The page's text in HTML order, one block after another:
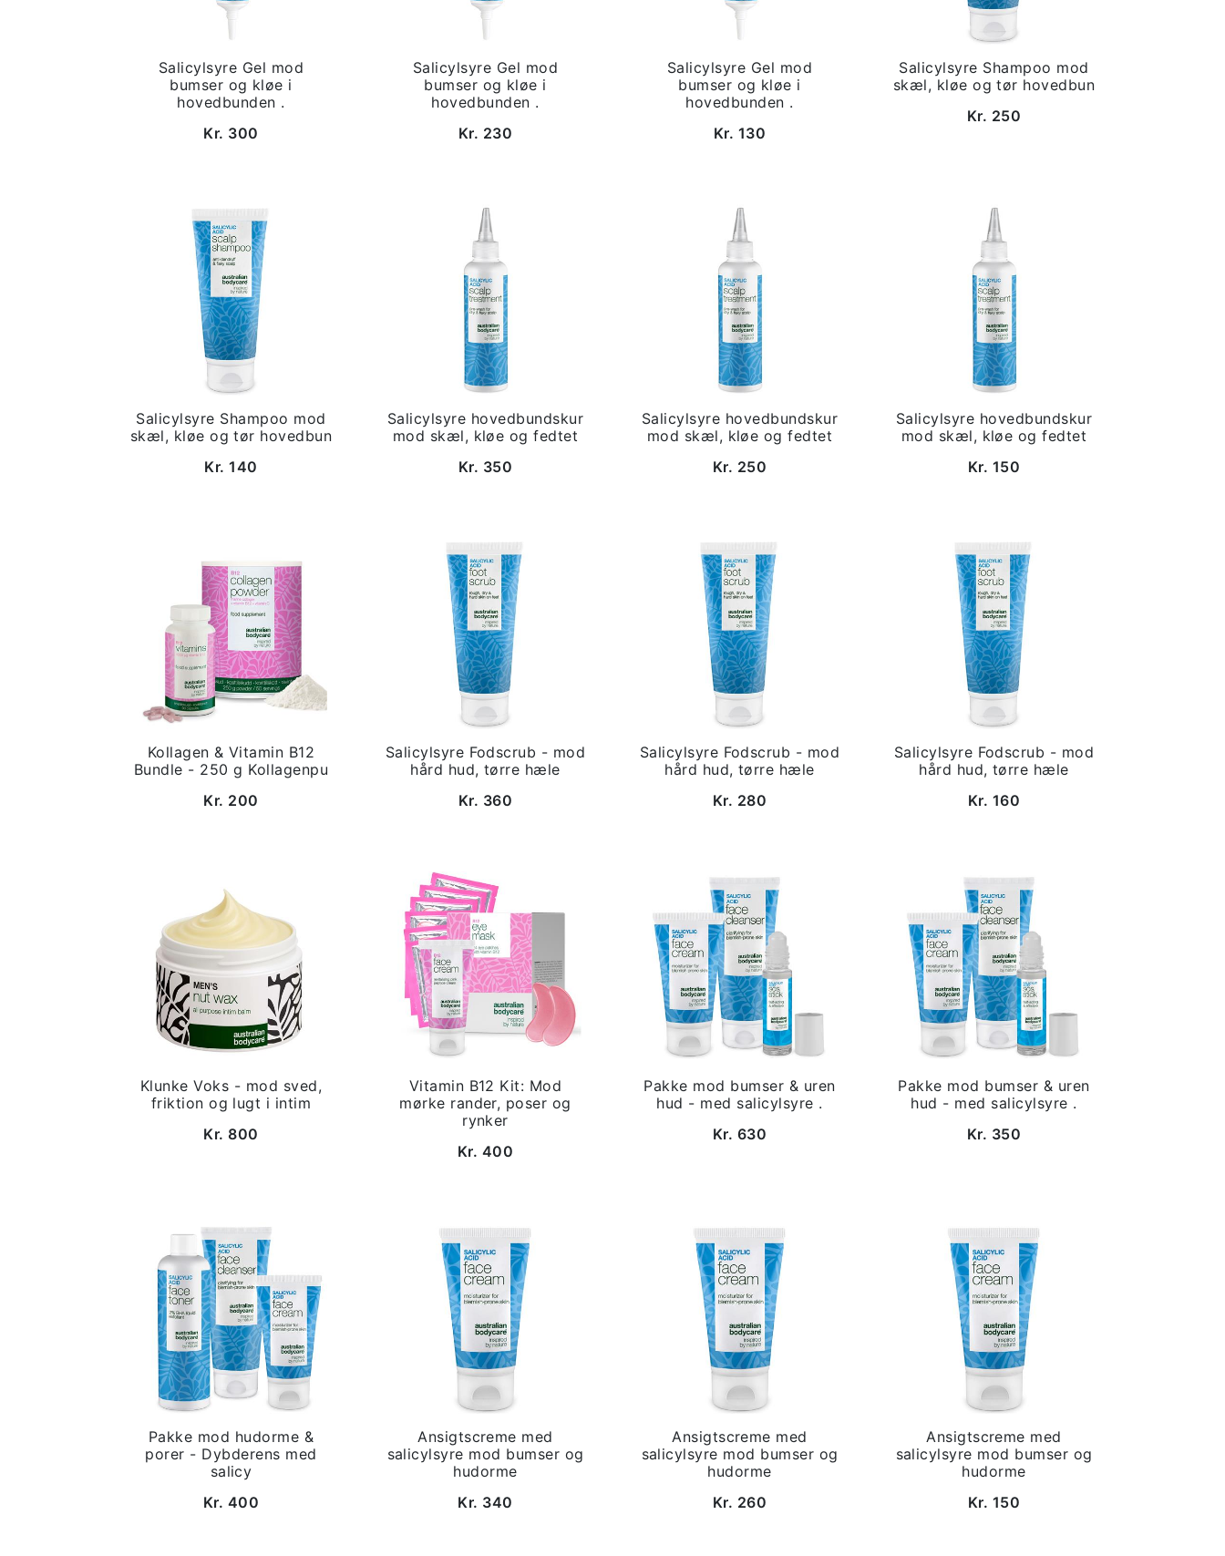
Salicylsyre Gel mod
bumser og kløe i
hovedbunden .
Kr. 300
Salicylsyre Gel mod
bumser og kløe i
hovedbunden .
Kr. 230
Salicylsyre Gel mod
bumser og kløe i
hovedbunden .
Kr. 130
Salicylsyre Shampoo mod
skæl, kløe og tør hovedbun
Kr. 250
Salicylsyre Shampoo mod
skæl, kløe og tør hovedbun
Kr. 140
Salicylsyre hovedbundskur
mod skæl, kløe og fedtet
Kr. 350
Salicylsyre hovedbundskur
mod skæl, kløe og fedtet
Kr. 250
Salicylsyre hovedbundskur
mod skæl, kløe og fedtet
Kr. 150
Kollagen & Vitamin B12
Bundle - 250 g Kollagenpu
Kr. 200
Salicylsyre Fodscrub - mod
hård hud, tørre hæle
Kr. 360
Salicylsyre Fodscrub - mod
hård hud, tørre hæle
Kr. 280
Salicylsyre Fodscrub - mod
hård hud, tørre hæle
Kr. 160
Klunke Voks - mod sved,
friktion og lugt i intim
Kr. 800
Vitamin B12 Kit: Mod
mørke rander, poser og
rynker
Kr. 400
Pakke mod bumser & uren
hud - med salicylsyre .
Kr. 630
Pakke mod bumser & uren
hud - med salicylsyre .
Kr. 350
Pakke mod hudorme &
porer - Dybderens med
salicy
Kr. 400
Ansigtscreme med
salicylsyre mod bumser og
hudorme
Kr. 340
Ansigtscreme med
salicylsyre mod bumser og
hudorme
Kr. 260
Ansigtscreme med
salicylsyre mod bumser og
hudorme
Kr. 150